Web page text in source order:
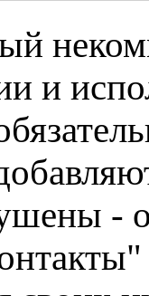
и
-